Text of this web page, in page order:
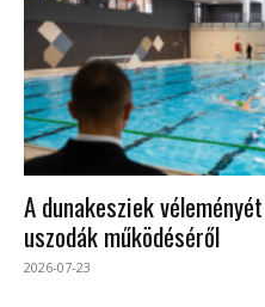
A dunakesziek
uszodák működéséről
2026-07-23